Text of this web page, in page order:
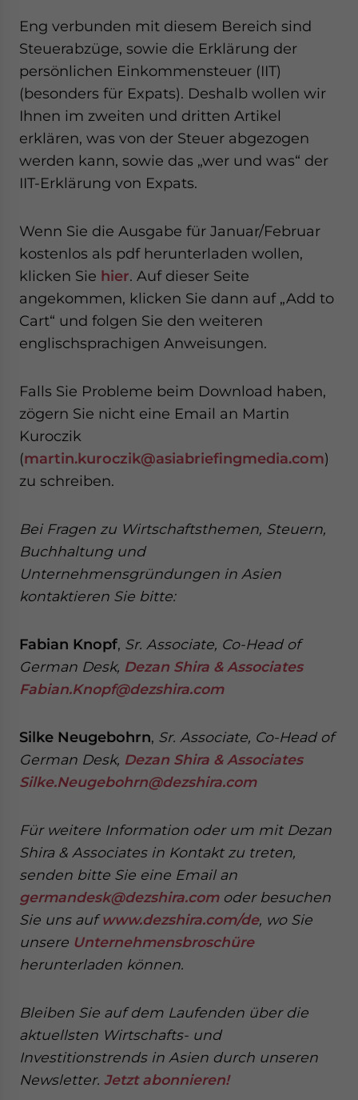
Eng verbunden mit diesem Bereich sind
Steuerabzüge, sowie die Erklärung der
persönlichen Einkommensteuer (IIT)
(besonders für Expats). Deshalb wollen wir
Ihnen im zweiten und dritten Artikel
erklären, was von der Steuer abgezogen
werden kann, sowie das „wer und was“ der
IIT-Erklärung von Expats.
Wenn Sie die Ausgabe für Januar/Februar
kostenlos als pdf herunterladen wollen,
klicken Sie hier. Auf dieser Seite
angekommen, klicken Sie dann auf „Add to
Cart“ und folgen Sie den weiteren
englischsprachigen Anweisungen.
Falls Sie Probleme beim Download haben,
zögern Sie nicht eine Email an Martin
Kuroczik
(martin.kuroczik@asiabriefingmedia.com)
zu schreiben.
Bei Fragen zu Wirtschaftsthemen, Steuern,
Buchhaltung und
Unternehmensgründungen in Asien
kontaktieren Sie bitte:
Fabian Knopf, Sr. Associate, Co-Head of
German Desk, Dezan Shira & Associates
Fabian.Knopf@dezshira.com
Silke Neugebohrn, Sr. Associate, Co-Head of
German Desk, Dezan Shira & Associates
Silke.Neugebohrn@dezshira.com
Für weitere Information oder um mit Dezan
Shira & Associates in Kontakt zu treten,
senden bitte Sie eine Email an
germandesk@dezshira.comoder besuchen
Sie uns aufwww.dezshira.com/de, wo Sie
unsere Unternehmensbroschüre
herunterladen können.
Bleiben Sie auf dem Laufenden über die
aktuellsten Wirtschafts- und
Investitionstrends in Asien durch unseren
Newsletter. Jetzt abonnieren!